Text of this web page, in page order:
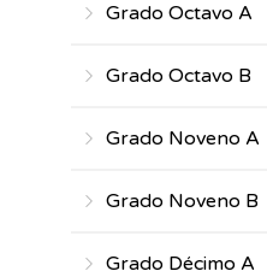
Grado Octavo A
Grado Octavo B
Grado Noveno A
Grado Noveno B
Grado Décimo A